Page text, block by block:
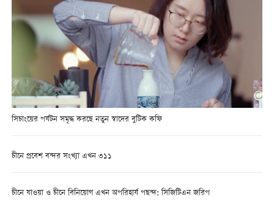
সিচাংয়ের পর্যটন সমৃদ্ধ করছে নতুন স্বাদের বুটিক কফি
চীনে প্রবেশ বন্দর সংখ্যা এখন ৩১১
চীনে যাওয়া ও চীনে বিনিয়োগ এখন অপরিহার্য পছন্দ: সিজিটিএন জরিপ